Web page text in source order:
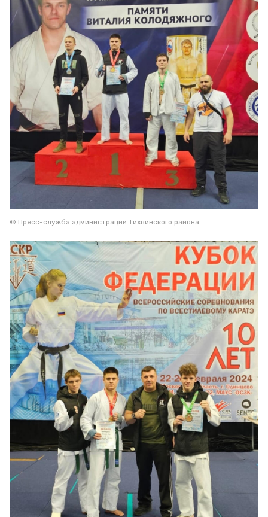
© Пресс-служба администрации Тихвинского района